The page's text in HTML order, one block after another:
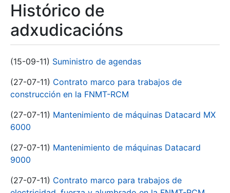
Histórico de
adxudicacións
(15-09-11) Suministro de agendas
(27-07-11) Contrato marco para trabajos de
construcción en la FNMT-RCM
(27-07-11) Mantenimiento de máquinas Datacard MX
6000
(27-07-11) Mantenimiento de máquinas Datacard
9000
(27-07-11) Contrato marco para trabajos de